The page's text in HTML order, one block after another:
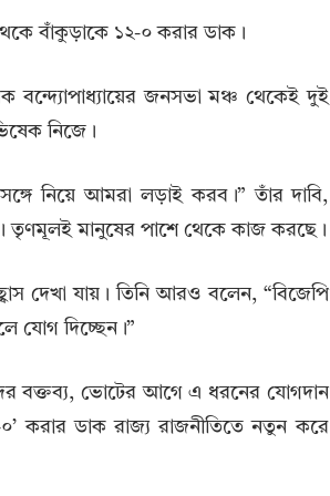
বাঁকুড়াকে ১২-০ করার ডাক।
বন্দ্যোপাধ্যায়ের জনসভা মঞ্চ থেকেই দুই
নিজে।
নিয়ে আমরা লড়াই করব।” তাঁর দাবি,
তৃণমূলই মানুষের পাশে থেকে কাজ করছে।
দেখা যায়। তিনি আরও বলেন, “বিজেপি
যোগ দিচ্ছেন।”
বক্তব্য, ভোটের আগে এ ধরনের যোগদান
করার ডাক রাজ্য রাজনীতিতে নতুন করে